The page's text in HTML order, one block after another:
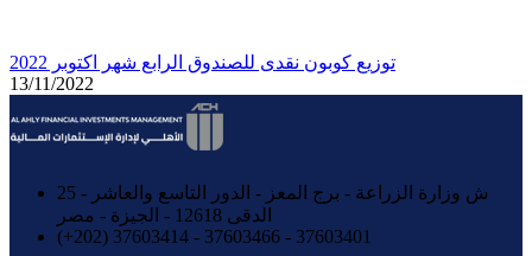
توزيع كوبون نقدى للصندوق الرابع شهر اكتوبر 2022
13/11/2022
25 ش وزارة الزراعة - برج المعز - الدور التاسع والعاشر -
الدقى 12618 - الجيزة - مصر
37603401 - 37603466 - 37603414 (202+)